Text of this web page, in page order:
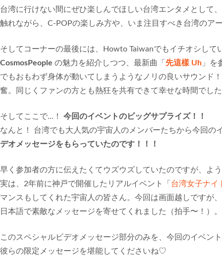
台湾に行けない間にぜひ楽しんでほしい台湾エンタメとして
触れながら、C-POPの楽しみ方や、いま注目すべき台湾のア
そしてコーナーの最後には、Howto Taiwanでもイチオシして
CosmosPeople の魅力を紹介しつつ、最新曲「 先這樣 Uh 」を
でもおもわず身体が動いてしまうようなノリの良いサウンド
奮。同じくファンの方とも熱狂を共有できて幸せな時間でし
そしてここで…！ 今回のイベントのビッグサプライズ！！
なんと！ 台湾でも大人気の宇宙人のメンバーたちから今回の
デオメッセージをもらっていたのです！！！
早く参加者の方に伝えたくてウズウズしていたのですが、よ
実は、2年前に神戸で開催したリアルイベント「 台湾女子ナイ
マンスもしてくれた宇宙人の皆さん。今回は画面越しですが、
日本語で素敵なメッセージを寄せてくれました（拍手〜！）。
このスペシャルビデオメッセージ部分のみを、今回のイベン
彼らの限定メッセージを堪能してくださいね♡